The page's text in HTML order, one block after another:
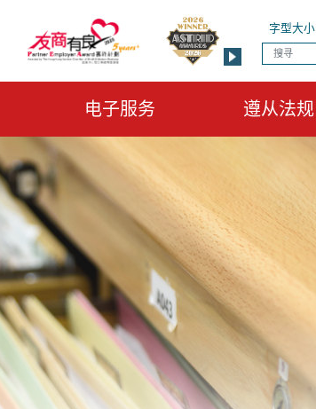
字型大小
搜寻
电子服务 遵从法规